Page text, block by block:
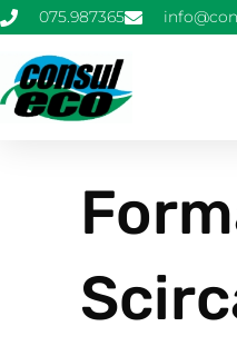
075.987365